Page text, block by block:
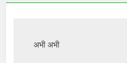
अभी अभी